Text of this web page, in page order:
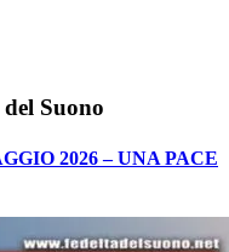
Suono
2026 – UNA PACE